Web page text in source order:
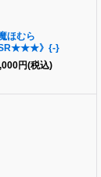
ほむら
SR★★★》{-}
円(税込)